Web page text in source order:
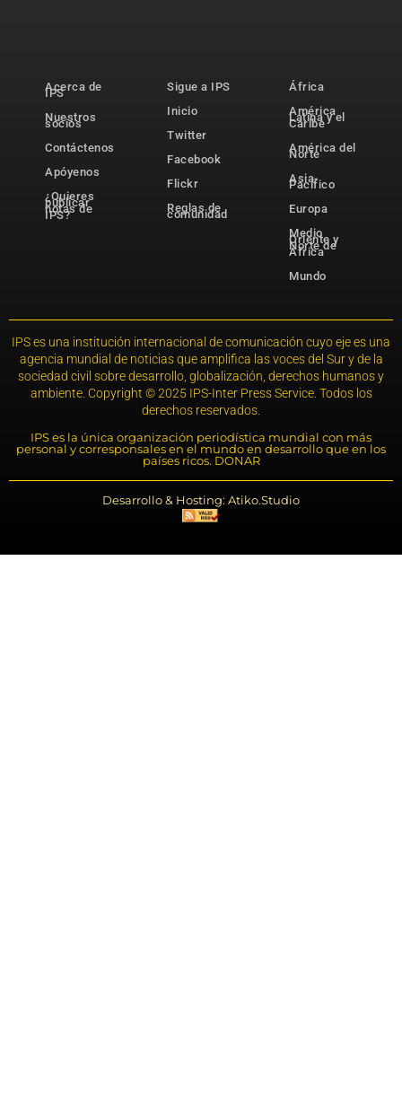
Acerca de
IPS
Nuestros
socios
Contáctenos
Apóyenos
¿Quieres
publicar
notas de
IPS?
Sigue a IPS
Inicio
Twitter
Facebook
Flickr
Reglas de
comunidad
África
América
Latina y el
Caribe
América del
Norte
Asia-
Pacífico
Europa
Medio
Oriente y
Norte de
África
Mundo
IPS es una institución internacional de comunicación cuyo eje es una
agencia mundial de noticias que amplifica las voces del Sur y de la
sociedad civil sobre desarrollo, globalización, derechos humanos y
ambiente. Copyright © 2025 IPS-Inter Press Service. Todos los
derechos reservados.
IPS es la única organización periodística mundial con más
personal y corresponsales en el mundo en desarrollo que en los
países ricos. DONAR
Desarrollo & Hosting: Atiko.Studio